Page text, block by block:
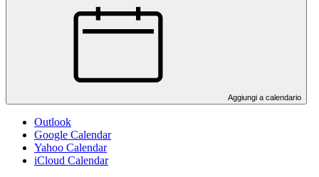
Aggiungi a calendario
Outlook
Google Calendar
Yahoo Calendar
iCloud Calendar